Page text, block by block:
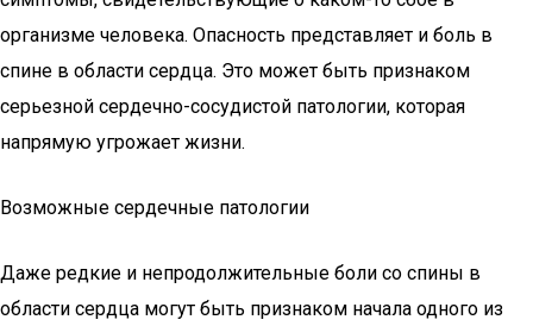
организме человека. Опасность представляет и боль в
спине в области сердца. Это может быть признаком
серьезной сердечно-сосудистой патологии, которая
напрямую угрожает жизни.
Возможные сердечные патологии
Даже редкие и непродолжительные боли со спины в
области сердца могут быть признаком начала одного из